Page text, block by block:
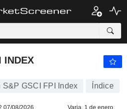
INDEX
GSCI FPI Index Índice
07/08/2026 Varia. 1 de enero.